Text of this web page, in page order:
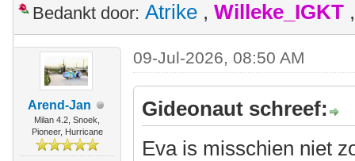
Bedankt door: Atrike , Willeke_IGKT
Arend-Jan
Milan 4.2, Snoek,
Pioneer, Hurricane
09-Jul-2026, 08:50 AM
Gideonaut schreef:
Eva is misschien niet